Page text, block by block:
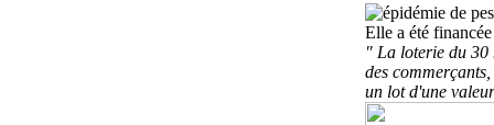
Elle a été
" La loterie du 30
des
un lot d'une